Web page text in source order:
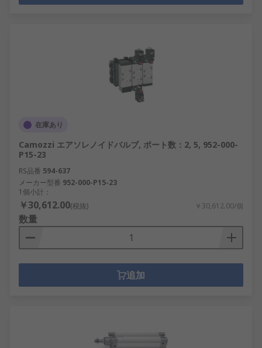
在庫あり
Camozzi エアソレノイドバルブ, ポート数：2, 5, 952-000-
P15-23
RS品番 594-637
メーカー型番 952-000-P15-23
1個小計：
￥30,612.00(税抜) ￥30,612.00/個
数量
追加